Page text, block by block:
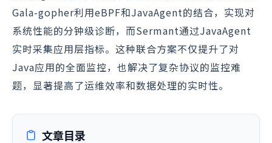
Gala-gopher利用eBPF和JavaAgent的结合，实现对
系统性能的分钟级诊断，而Sermant通过JavaAgent
实时采集应用层指标。这种联合方案不仅提升了对
Java应用的全面监控，也解决了复杂协议的监控难
题，显著提高了运维效率和数据处理的实时性。
文章目录